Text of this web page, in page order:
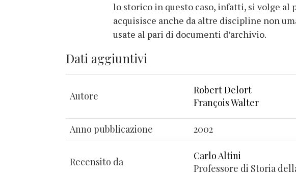
lo storico in questo caso, infatti, si volge al
acquisisce anche da altre discipline non
usate al pari di documenti d’archivio.
Dati aggiuntivi
Autore
Robert Delort
François Walter
Anno pubblicazione 2002
Recensito da
Carlo Altini
Professore di Storia